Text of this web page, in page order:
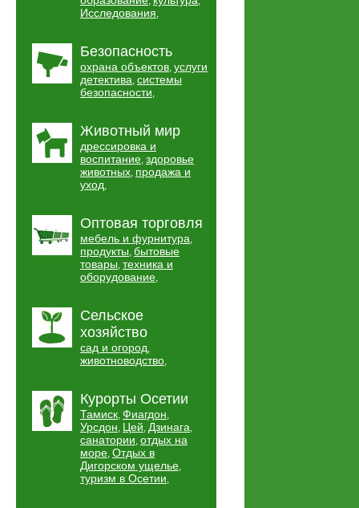
Исследования,
Безопасность
охрана объектов, услуги
детектива, системы
безопасности,
Животный мир
дрессировка и
воспитание, здоровье
животных, продажа и
уход,
Оптовая торговля
мебель и фурнитура,
продукты, бытовые
товары, техника и
оборудование,
Сельское
хозяйство
сад и огород,
животноводство,
Курорты Осетии
Тамиск, Фиагдон,
Урсдон, Цей, Дзинага,
санатории, отдых на
море, Отдых в
Дигорском ущелье,
туризм в Осетии,